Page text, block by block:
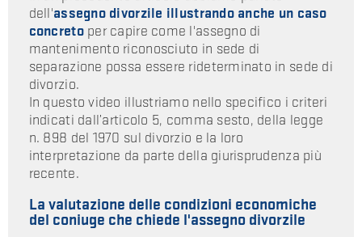
dell'assegno divorzile illustrando anche un caso
concretoper capire come l'assegno di
mantenimento riconosciuto in sede di
separazione possa essere rideterminato in sede di
divorzio.
In questo video illustriamo nello specifico i criteri
indicati dall’articolo 5, comma sesto, della legge
n. 898 del 1970 sul divorzio e la loro
interpretazione da parte della giurisprudenza più
recente.
La valutazione delle condizioni economiche
del coniuge che chiede l'assegno divorzile